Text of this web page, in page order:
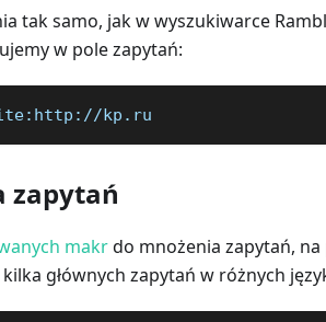
tak samo, jak w wyszukiwarce
w pole zapytań:
kp.ru
zapytań
makrdo mnożenia zapytań, na
głównych zapytań w różnych